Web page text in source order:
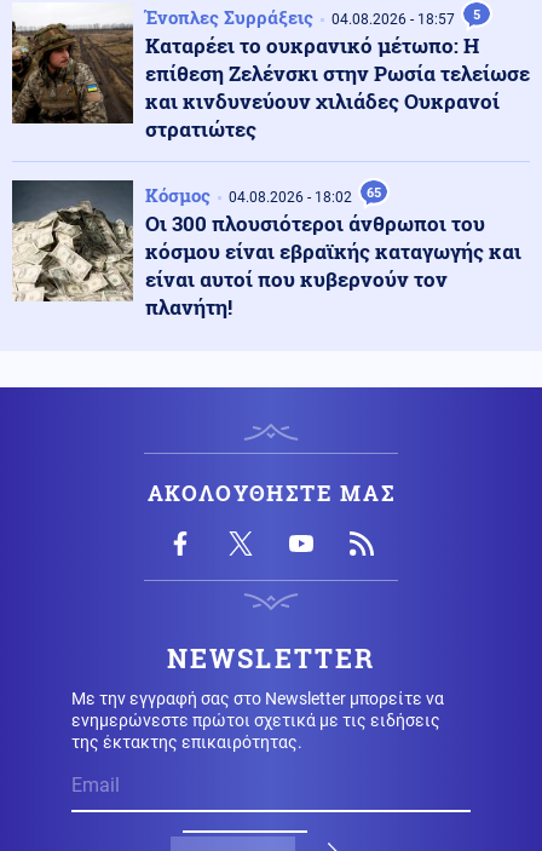
Κοινωνία 06.08.2026 - 10:22
Οριοθετημένη και χωρίς ενεργό μέτωπο η φωτιά στο
Καρύδι Σητείας
Κοινωνία 06.08.2026 - 10:13
Φωτιά σε χωματερή στην Κεφαλονιά - Ισχυρές
δυνάμεις στο σημείο
Τεχνολογία 06.08.2026 - 10:06
στην Ελλάδα
Ο ΠΑΟΚ ρίχνεται στη μάχη με την Άντερλεχτ – Το
Κοινωνία 06.08.2026 - 09:45
Μυστράς: Σήμερα η νεκροψία στον 90χρονο που
βρέθηκε σε καταψύκτη
06.08.2026 - 09:36
Ένοπλες Συρράξεις 04.08.2026 - 18:57 5
Καταρέει το ουκρανικό μέτωπο: Η
επίθεση Ζελένσκι στην Ρωσία τελείωσε
και κινδυνεύουν χιλιάδες Ουκρανοί
στρατιώτες
Κόσμος 04.08.2026 - 18:02 65
Οι 300 πλουσιότεροι άνθρωποι του
κόσμου είναι εβραϊκής καταγωγής και
είναι αυτοί που κυβερνούν τον
πλανήτη!
ΑΚΟΛΟΥΘΗΣΤΕ ΜΑΣ
NEWSLETTER
Με την εγγραφή σας στο Newsletter μπορείτε να
ενημερώνεστε πρώτοι σχετικά με τις ειδήσεις
της έκτακτης επικαιρότητας.